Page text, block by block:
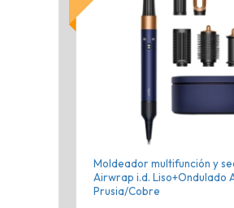
Moldeador multifunción y
Airwrap i.d. Liso+Ondulado
Prusia/Cobre